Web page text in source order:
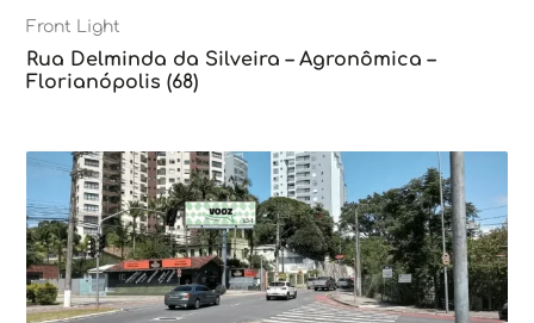
Front Light
Rua Delminda da Silveira – Agronômica –
Florianópolis (68)